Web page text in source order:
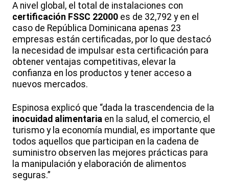
A nivel global, el total de instalaciones con
certificación FSSC 22000 es de 32,792 y en el
caso de República Dominicana apenas 23
empresas están certificadas, por lo que destacó
la necesidad de impulsar esta certificación para
obtener ventajas competitivas, elevar la
confianza en los productos y tener acceso a
nuevos mercados.
Espinosa explicó que “dada la trascendencia de la
inocuidad alimentaria en la salud, el comercio, el
turismo y la economía mundial, es importante que
todos aquellos que participan en la cadena de
suministro observen las mejores prácticas para
la manipulación y elaboración de alimentos
seguras.”